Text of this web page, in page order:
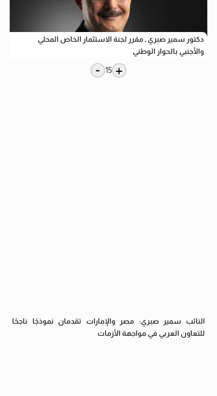
دكتور سمير صبري ـ مقرر لجنة الاستثمار الخاص المحلي
والأجنبي بالحوار الوطني
+
15
-
النائب سمير صبري: مصر والإمارات تقدمان نموذجًا ناجحًا
للتعاون العربي في مواجهة الأزمات